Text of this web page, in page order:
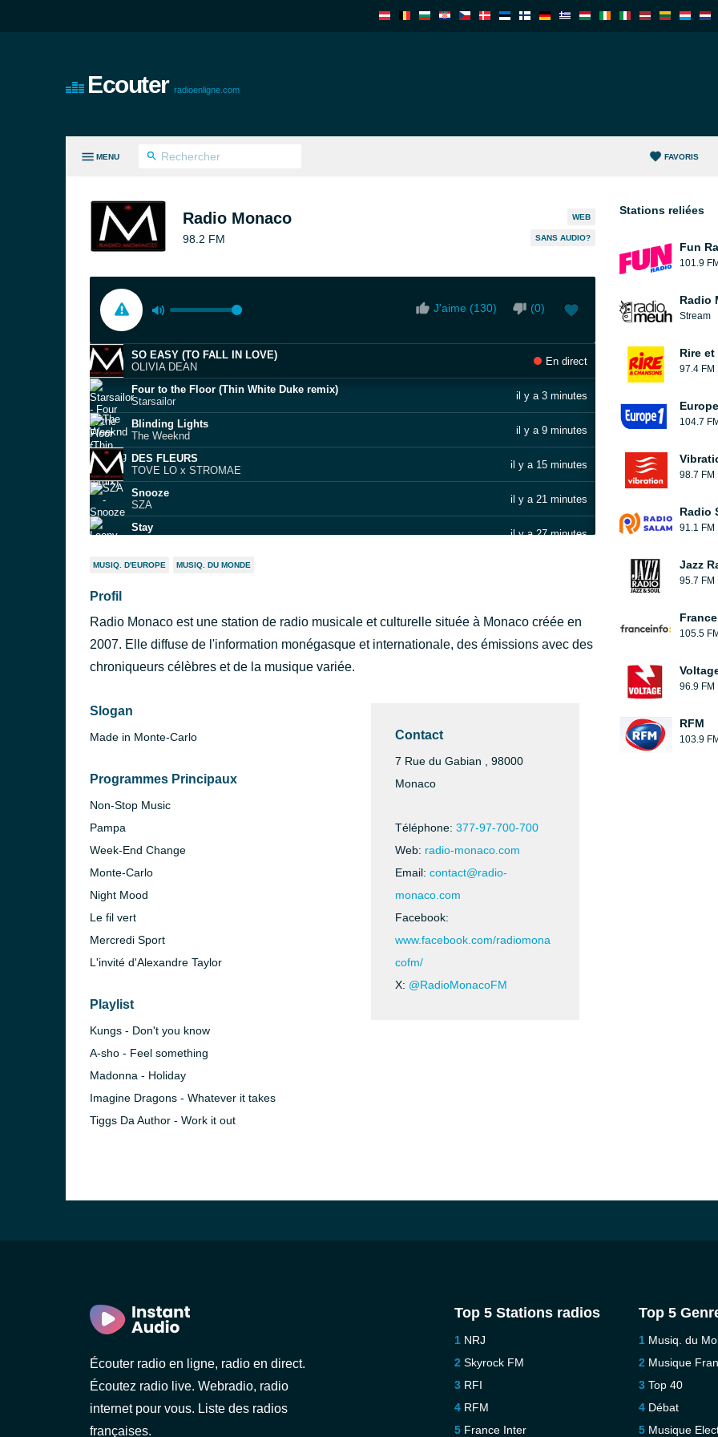
Ecouter radioenligne.com
MENU FAVORIS
Radio Monaco
98.2 FM
WEB
SANS AUDIO?
J'aime (130) (0)
SO EASY (TO FALL IN LOVE)
OLIVIA DEAN
En direct
Four to the Floor (Thin White Duke remix)
Starsailor
il y a 3 minutes
Blinding Lights
The Weeknd
il y a 9 minutes
DES FLEURS
TOVE LO x STROMAE
il y a 15 minutes
Snooze
SZA
il y a 21 minutes
Stay
il y a 27 minutes
Hey Brother
MONCRIEFF
il y a 40 minutes
Superstar
MUSIQ. D'EUROPE MUSIQ. DU MONDE
Profil
Radio Monaco est une station de radio musicale et culturelle située à Monaco créée en
2007. Elle diffuse de l'information monégasque et internationale, des émissions avec des
chroniqueurs célèbres et de la musique variée.
Slogan
Made in Monte-Carlo
Programmes Principaux
Non-Stop Music
Pampa
Week-End Change
Monte-Carlo
Night Mood
Le fil vert
Mercredi Sport
L'invité d'Alexandre Taylor
Playlist
Kungs - Don't you know
A-sho - Feel something
Madonna - Holiday
Imagine Dragons - Whatever it takes
Tiggs Da Author - Work it out
Contact
7 Rue du Gabian , 98000
Monaco
Téléphone: 377-97-700-700
Web: radio-monaco.com
Email: contact@radio-
monaco.com
Facebook:
www.facebook.com/radiomona
cofm/
X: @RadioMonacoFM
Stations reliées
Fun
101.9
Radio
Stream
Rire
97.4 FM
104.7
98.7 FM
Radio
91.1 FM
Jazz
95.7 FM
105.5
96.9 FM
RFM
103.9
Écouter radio en ligne, radio en direct.
Écoutez radio live. Webradio, radio
internet pour vous. Liste des radios
françaises.
Top 5 Stations radios
NRJ
Skyrock FM
RFI
RFM
France Inter
Top 5
Musiq. du
Musique
Top 40
Débat
Musique